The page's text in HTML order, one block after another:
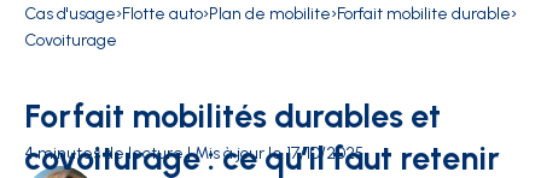
Cas d'usage›Flotte auto›Plan de mobilite›Forfait mobilite durable›
Covoiturage
Forfait mobilités durables et
covoiturage : ce qu’il faut retenir
4 minutes de lecture | Mis à jour le 17/10/2025